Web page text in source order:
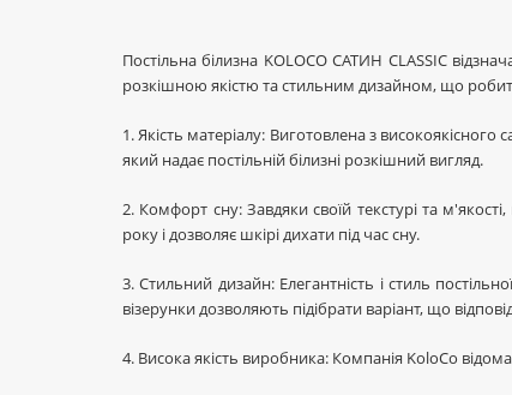
Постільна білизна KOLOCO САТИН CLASSIC
розкішною якістю та стильним дизайном, що
1. Якість матеріалу: Виготовлена з
який надає постільній білизні розкішний вигляд.
2. Комфорт сну: Завдяки своїй текстурі та
року і дозволяє шкірі дихати під час сну.
3. Стильний дизайн: Елегантність і стиль
візерунки дозволяють підібрати варіант, що
4. Висока якість виробника: Компанія KoloCo